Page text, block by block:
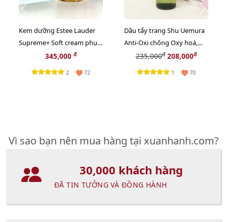
Kem dưỡng Estee Lauder
Supreme+ Soft cream phục
hồi da chuyên sâu, 15ml
345,000 đ
2 72
Dầu tẩy trang Shu Uemura
Anti-Oxi chống Oxy hoá,
giảm xỉn màu da - 50ml
235,000đ208,000đ
1 70
Vì sao bạn nên mua hàng tại xuanhanh.com?
30,000 khách hàng
ĐÃ TIN TƯỞNG VÀ ĐỒNG HÀNH